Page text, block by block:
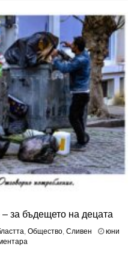
за бъдещето на децата
Общество Сливен
юни